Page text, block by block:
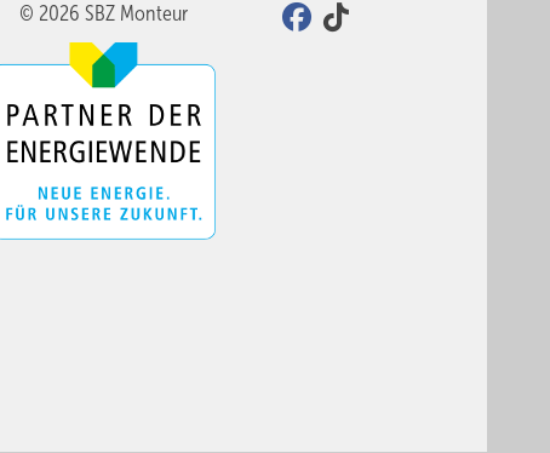
© 2026 SBZ Monteur